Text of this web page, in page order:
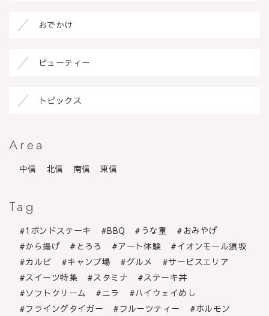
おでかけ
ビューティー
トピックス
Area
中信 北信 南信 東信
Tag
1ポンドステーキ BBQ うな重
おみやげ
から揚げ
とろろ アート体験
イオンモール須坂
カルビ
キャンプ場 グルメ
サービスエリア
スイーツ特集
スタミナ
ステーキ丼
ソフトクリーム
ニラ
ハイウェイめし
フライングタイガー
フルーツティー ホルモン